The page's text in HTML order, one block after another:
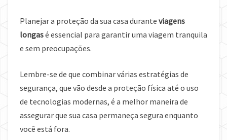
Planejar a proteção da sua casa durante viagens
longasé essencial para garantir uma viagem tranquila
e sem preocupações.
Lembre-se de que combinar várias estratégias de
segurança, que vão desde a proteção física até o uso
de tecnologias modernas, é a melhor maneira de
assegurar que sua casa permaneça segura enquanto
você está fora.